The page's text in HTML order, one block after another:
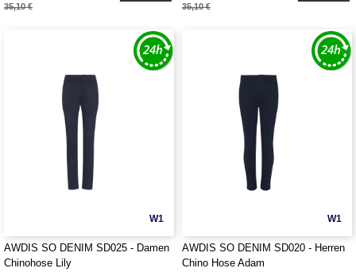
35,10 € 35,10 €
W1
AWDIS SO DENIM SD025 - Damen
Chinohose Lily
W1
AWDIS SO DENIM SD020 - Herren
Chino Hose Adam